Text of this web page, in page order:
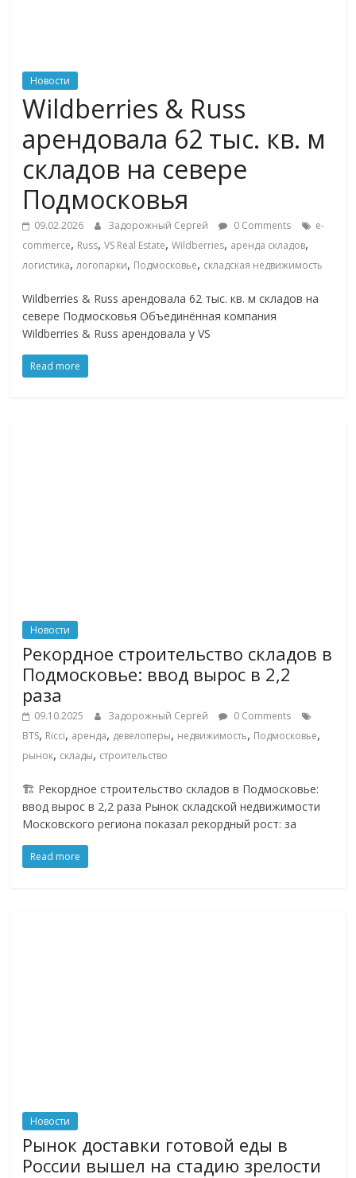
логистике,
технологиях,
соцсетях
Портал
об
для
Commerce,
ритейле,
логистике,
обсудить
эти
изменения
читателем.
Новости
Wildberries & Russ
арендовала 62 тыс. кв. м
складов на севере
Подмосковья
09.02.2026 Задорожный Сергей 0 Comments
e-
commerce, Russ,VS Real Estate,Wildberries, аренда складов,
логистика,логопарки, Подмосковье, складская недвижимость
Wildberries & Russ арендовала 62 тыс. кв. м складов на
севере Подмосковья Объединённая компания
Wildberries & Russ арендовала у VS
Read more
Новости
Рекордное строительство складов в
Подмосковье: ввод вырос в 2,2
раза
09.10.2025 Задорожный Сергей
0 Comments
BTS, Ricci, аренда, девелоперы, недвижимость, Подмосковье,
рынок, склады, строительство
🏗 Рекордное строительство складов в Подмосковье:
ввод вырос в 2,2 раза Рынок складской недвижимости
Московского региона показал рекордный рост: за
Read more
Новости
Рынок доставки готовой еды в
России вышел на стадию зрелости